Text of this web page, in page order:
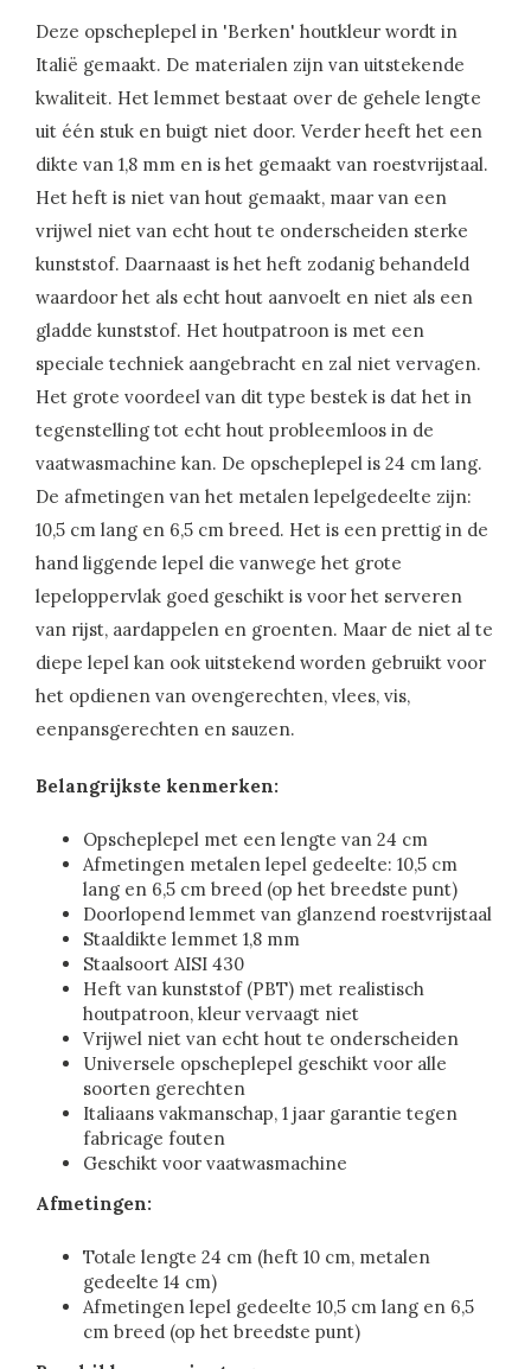
Deze opscheplepel in 'Berken' houtkleur wordt in
Italië gemaakt. De materialen zijn van uitstekende
kwaliteit. Het lemmet bestaat over de gehele lengte
uit één stuk en buigt niet door. Verder heeft het een
dikte van 1,8 mm en is het gemaakt van roestvrijstaal.
Het heft is niet van hout gemaakt, maar van een
vrijwel niet van echt hout te onderscheiden sterke
kunststof. Daarnaast is het heft zodanig behandeld
waardoor het als echt hout aanvoelt en niet als een
gladde kunststof. Het houtpatroon is met een
speciale techniek aangebracht en zal niet vervagen.
Het grote voordeel van dit type bestek is dat het in
tegenstelling tot echt hout probleemloos in de
vaatwasmachine kan. De opscheplepel is 24 cm lang.
De afmetingen van het metalen lepelgedeelte zijn:
10,5 cm lang en 6,5 cm breed. Het is een prettig in de
hand liggende lepel die vanwege het grote
lepeloppervlak goed geschikt is voor het serveren
van rijst, aardappelen en groenten. Maar de niet al te
diepe lepel kan ook uitstekend worden gebruikt voor
het opdienen van ovengerechten, vlees, vis,
eenpansgerechten en sauzen.
Belangrijkste kenmerken:
Opscheplepel met een lengte van 24 cm
Afmetingen metalen lepel gedeelte: 10,5 cm
lang en 6,5 cm breed (op het breedste punt)
Doorlopend lemmet van glanzend roestvrijstaal
Staaldikte lemmet 1,8 mm
Staalsoort AISI 430
Heft van kunststof (PBT) met realistisch
houtpatroon, kleur vervaagt niet
Vrijwel niet van echt hout te onderscheiden
Universele opscheplepel geschikt voor alle
soorten gerechten
Italiaans vakmanschap, 1 jaar garantie tegen
fabricage fouten
Geschikt voor vaatwasmachine
Afmetingen:
Totale lengte 24 cm (heft 10 cm, metalen
gedeelte 14 cm)
Afmetingen lepel gedeelte 10,5 cm lang en 6,5
cm breed (op het breedste punt)